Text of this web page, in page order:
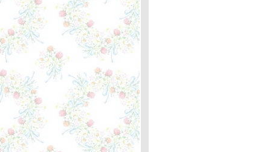
Anderson ... ความหมา
What Difference A Day
Makes - Rod Stewart ... หลัก
กิโลเมตรที่ 360 สอง
มาตรฐาน
Reggae Ambassador - Third
World ... ความหมา
The Shadow of Your Smile -
Tony Bennett ... หลัก
กิโลเมตรที่ 359 "รอยยิ้มที่ไม่มี
วันลืม"
You Never Gave Up on Me -